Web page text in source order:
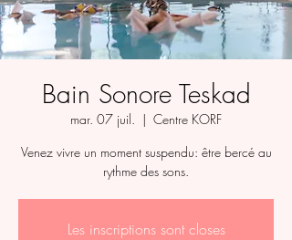
Bain Sonore Teskad
mar. 07 juil.
  |
Centre KORF
Venez vivre un moment suspendu: être bercé au
rythme des sons.
Les inscriptions sont closes